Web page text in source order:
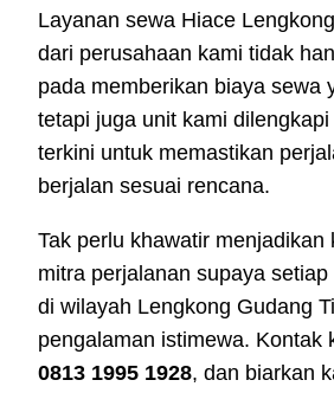
Layanan sewa Hiace
dari perusahaan kami tidak
pada memberikan biaya sewa
tetapi juga unit kami
terkini untuk memastikan
berjalan sesuai rencana.
Tak perlu khawatir menjadikan
mitra perjalanan supaya
di wilayah Lengkong Gudang
pengalaman istimewa. Kontak
0813 1995 1928, dan biarkan